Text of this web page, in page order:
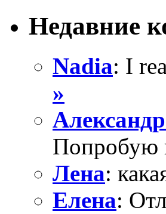
Недавние
Nadia: I
»
Попробую
Лена:
Елена: